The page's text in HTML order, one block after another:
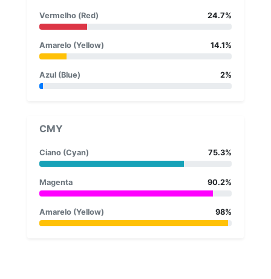
Vermelho (Red) 24.7%
Amarelo (Yellow) 14.1%
Azul (Blue) 2%
CMY
Ciano (Cyan) 75.3%
Magenta 90.2%
Amarelo (Yellow) 98%